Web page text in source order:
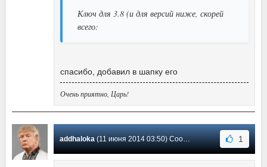
Ключ для 3.8 (и для версий ниже, скорей
всего:
спасибо, добавил в шапку его
Очень приятно, Царь!
addhaloka(11 июня 2014 03:50) Сообщение #68 1